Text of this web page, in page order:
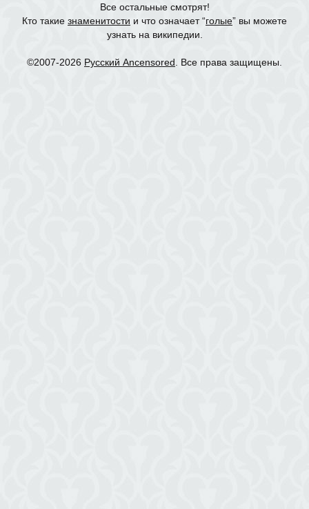
Все остальные смотрят!
Кто такие знаменитости и что означает “голые” вы можете
узнать на википедии.
©2007-2026 Русский Ancensored. Все права защищены.